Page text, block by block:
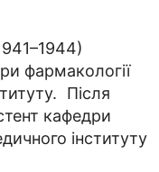
фармакології
Після
кафедри
інституту